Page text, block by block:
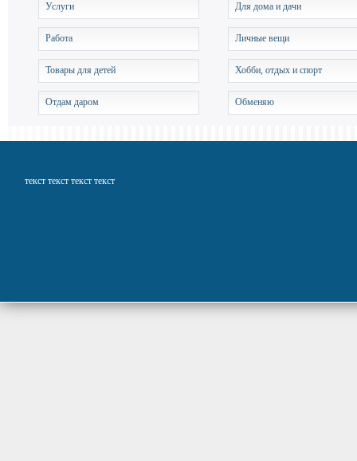
Услуги Для дома и дачи
Работа Личные вещи
Товары для детей Хобби, отдых и спорт
Отдам даром Обменяю
текст текст текст текст